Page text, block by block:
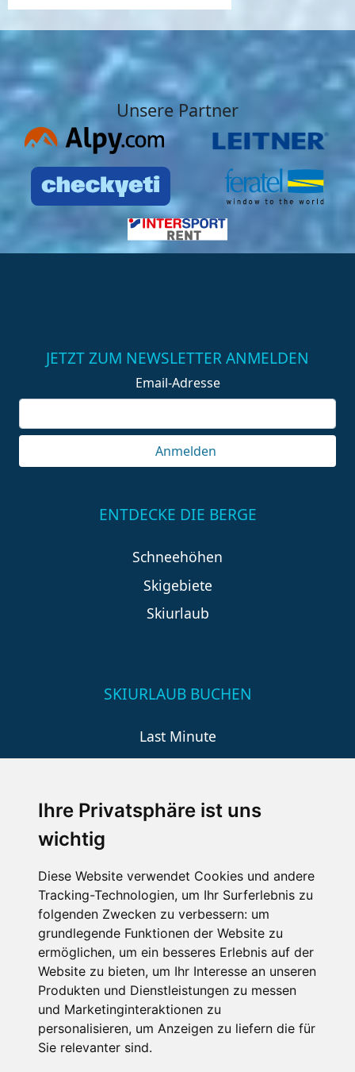
Ihre Privatsphäre ist uns
wichtig
Diese Website verwendet Cookies und andere
Tracking-Technologien, um Ihr Surferlebnis zu
folgenden Zwecken zu verbessern: um
grundlegende Funktionen der Website zu
ermöglichen, um ein besseres Erlebnis auf der
Website zu bieten, um Ihr Interesse an unseren
Produkten und Dienstleistungen zu messen
und Marketinginteraktionen zu
personalisieren, um Anzeigen zu liefern die für
Sie relevanter sind.
Unsere Partner
JETZT ZUM NEWSLETTER ANMELDEN
Email-Adresse
Anmelden
ENTDECKE DIE BERGE
Schneehöhen
Skigebiete
Skiurlaub
SKIURLAUB BUCHEN
Last Minute
An der Piste
SCHNEEHÖHEN SKI APP
Die Schneehoehen Ski APP für iOS und Android - Ein
Muss für alle Wintersportler und Schneefreaks!